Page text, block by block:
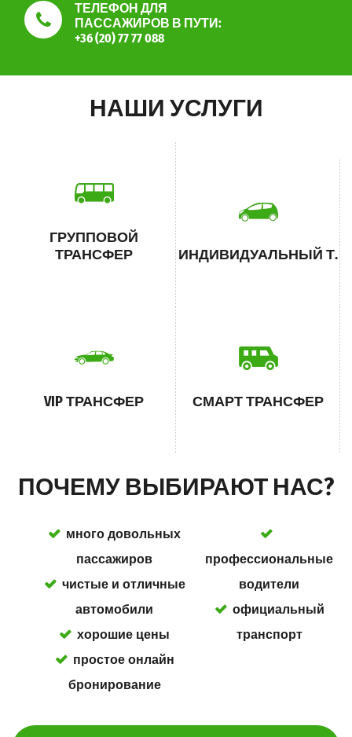
ТЕЛЕФОН ДЛЯ
ПАССАЖИРОВ В ПУТИ:
+36 (20) 77 77 088
НАШИ УСЛУГИ
ГРУППОВОЙ
ТРАНСФЕР
ИНДИВИДУАЛЬНЫЙ Т.
VIP ТРАНСФЕР СМАРТ ТРАНСФЕР
ПОЧЕМУ ВЫБИРАЮТ НАС?
много довольных
пассажиров
чистые и отличные
автомобили
хорошие цены
простое онлайн
бронирование
профессиональные
водители
официальный
транспорт